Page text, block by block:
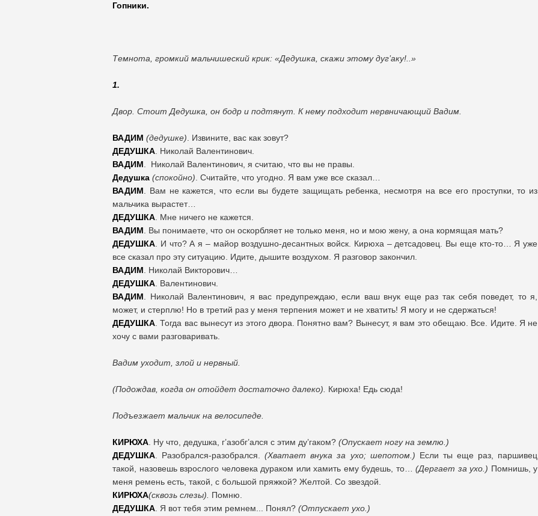
Гопники.
Темнота, громкий мальчишеский крик: «Дедушка, скажи этому дуг’аку!..»
1.
Двор. Стоит Дедушка, он бодр и подтянут. К нему подходит нервничающий Вадим.
ВАДИМ (дедушке) . Извините, вас как зовут?
ДЕДУШКА . Николай Валентинович.
ВАДИМ . Николай Валентинович, я считаю, что вы не правы.
Дедушка (спокойно) . Считайте, что угодно. Я вам уже все сказал…
ВАДИМ . Вам не кажется, что если вы будете защищать ребенка, несмотря на все его проступки, то из
мальчика вырастет…
ДЕДУШКА . Мне ничего не кажется.
ВАДИМ . Вы понимаете, что он оскорбляет не только меня, но и мою жену, а она кормящая мать?
ДЕДУШКА . И что? А я – майор воздушно-десантных войск. Кирюха – детсадовец. Вы еще кто-то… Я уже
все сказал про эту ситуацию. Идите, дышите воздухом. Я разговор закончил.
ВАДИМ . Николай Викторович…
ДЕДУШКА . Валентинович.
ВАДИМ . Николай Валентинович, я вас предупреждаю, если ваш внук еще раз так себя поведет, то я,
может, и стерплю! Но в третий раз у меня терпения может и не хватить! Я могу и не сдержаться!
ДЕДУШКА . Тогда вас вынесут из этого двора. Понятно вам? Вынесут, я вам это обещаю. Все. Идите. Я не
хочу с вами разговаривать.
Вадим уходит, злой и нервный.
(Подождав, когда он отойдет достаточно далеко). Кирюха! Едь сюда!
Подъезжает мальчик на велосипеде.
КИРЮХА . Ну что, дедушка, г’азобг’ался с этим ду’гаком? (Опускает ногу на землю.)
ДЕДУШКА . Разобрался-разобрался.(Хватает внука за ухо; шепотом.) Если ты еще раз, паршивец
такой, назовешь взрослого человека дураком или хамить ему будешь, то…(Дергает за ухо.) Помнишь, у
меня ремень есть, такой, с большой пряжкой? Желтой. Со звездой.
КИРЮХА(сквозь слезы).
Помню.
ДЕДУШКА . Я вот тебя этим ремнем... Понял? (Отпускает ухо.)